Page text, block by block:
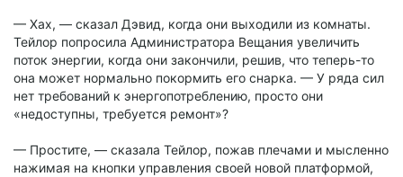
— Хах, — сказал Дэвид, когда они выходили из комнаты.
Тейлор попросила Администратора Вещания увеличить
поток энергии, когда они закончили, решив, что теперь-то
она может нормально покормить его снарка. — У ряда сил
нет требований к энергопотреблению, просто они
«недоступны, требуется ремонт»?
— Простите, — сказала Тейлор, пожав плечами и мысленно
нажимая на кнопки управления своей новой платформой,